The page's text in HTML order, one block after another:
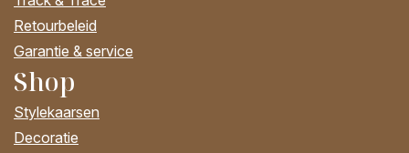
Retourbeleid
Garantie & service
Shop
Stylekaarsen
Decoratie